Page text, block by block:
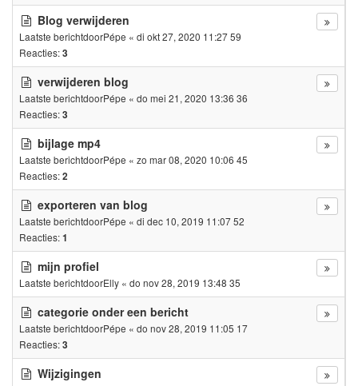
Blog verwijderen
Laatste berichtdoorPépe « di okt 27, 2020 11:27 59
Reacties:3
verwijderen blog
Laatste berichtdoorPépe « do mei 21, 2020 13:36 36
Reacties:3
bijlage mp4
Laatste berichtdoorPépe « zo mar 08, 2020 10:06 45
Reacties:2
exporteren van blog
Laatste berichtdoorPépe « di dec 10, 2019 11:07 52
Reacties:1
mijn profiel
Laatste berichtdoorElly « do nov 28, 2019 13:48 35
categorie onder een bericht
Laatste berichtdoorPépe « do nov 28, 2019 11:05 17
Reacties:3
Wijzigingen